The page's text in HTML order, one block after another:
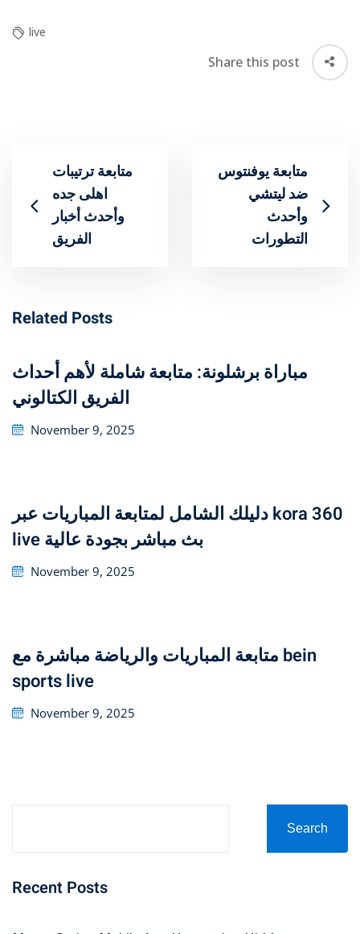
live
Share this post
متابعة ترتيبات
اهلى جده
وأحدث أخبار
الفريق
متابعة يوفنتوس
ضد ليتشي
وأحدث
التطورات
Related Posts
مباراة برشلونة: متابعة شاملة لأهم أحداث
الفريق الكتالوني
Posted
November 9, 2025
دليلك الشامل لمتابعة المباريات عبر kora 360
live بث مباشر بجودة عالية
Posted
November 9, 2025
متابعة المباريات والرياضة مباشرة مع bein
sports live
Posted
November 9, 2025
Search
Recent Posts